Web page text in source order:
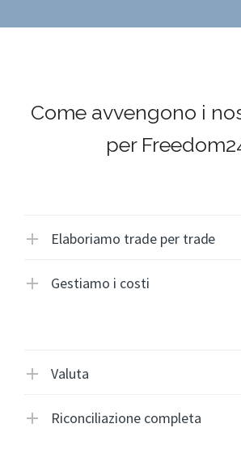
Come avvengono i
per
Elaboriamo trade per trade
Gestiamo i costi
Valuta
Riconciliazione completa